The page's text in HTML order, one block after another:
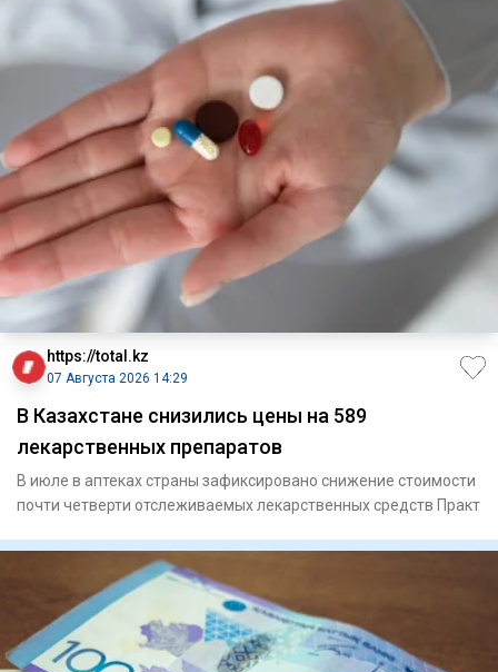
https://total.kz
07 Августа 2026 14:29
В Казахстане снизились цены на 589
лекарственных препаратов
В июле в аптеках страны зафиксировано снижение стоимости
почти четверти отслеживаемых лекарственных средств Практ